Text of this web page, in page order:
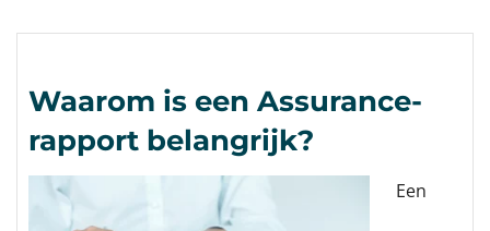
Waarom is een Assurance-
rapport belangrijk?
Een